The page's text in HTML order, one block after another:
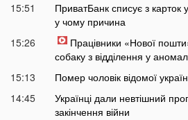
15:51
ПриватБанк списує з карток
у чому причина
15:26
Працівники «Нової
собаку з відділення у
15:13
Помер чоловік відомої
14:45
Українці дали невтішний
закінчення війни